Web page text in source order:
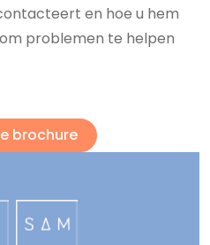
en hoe u hem
problemen te helpen
brochure